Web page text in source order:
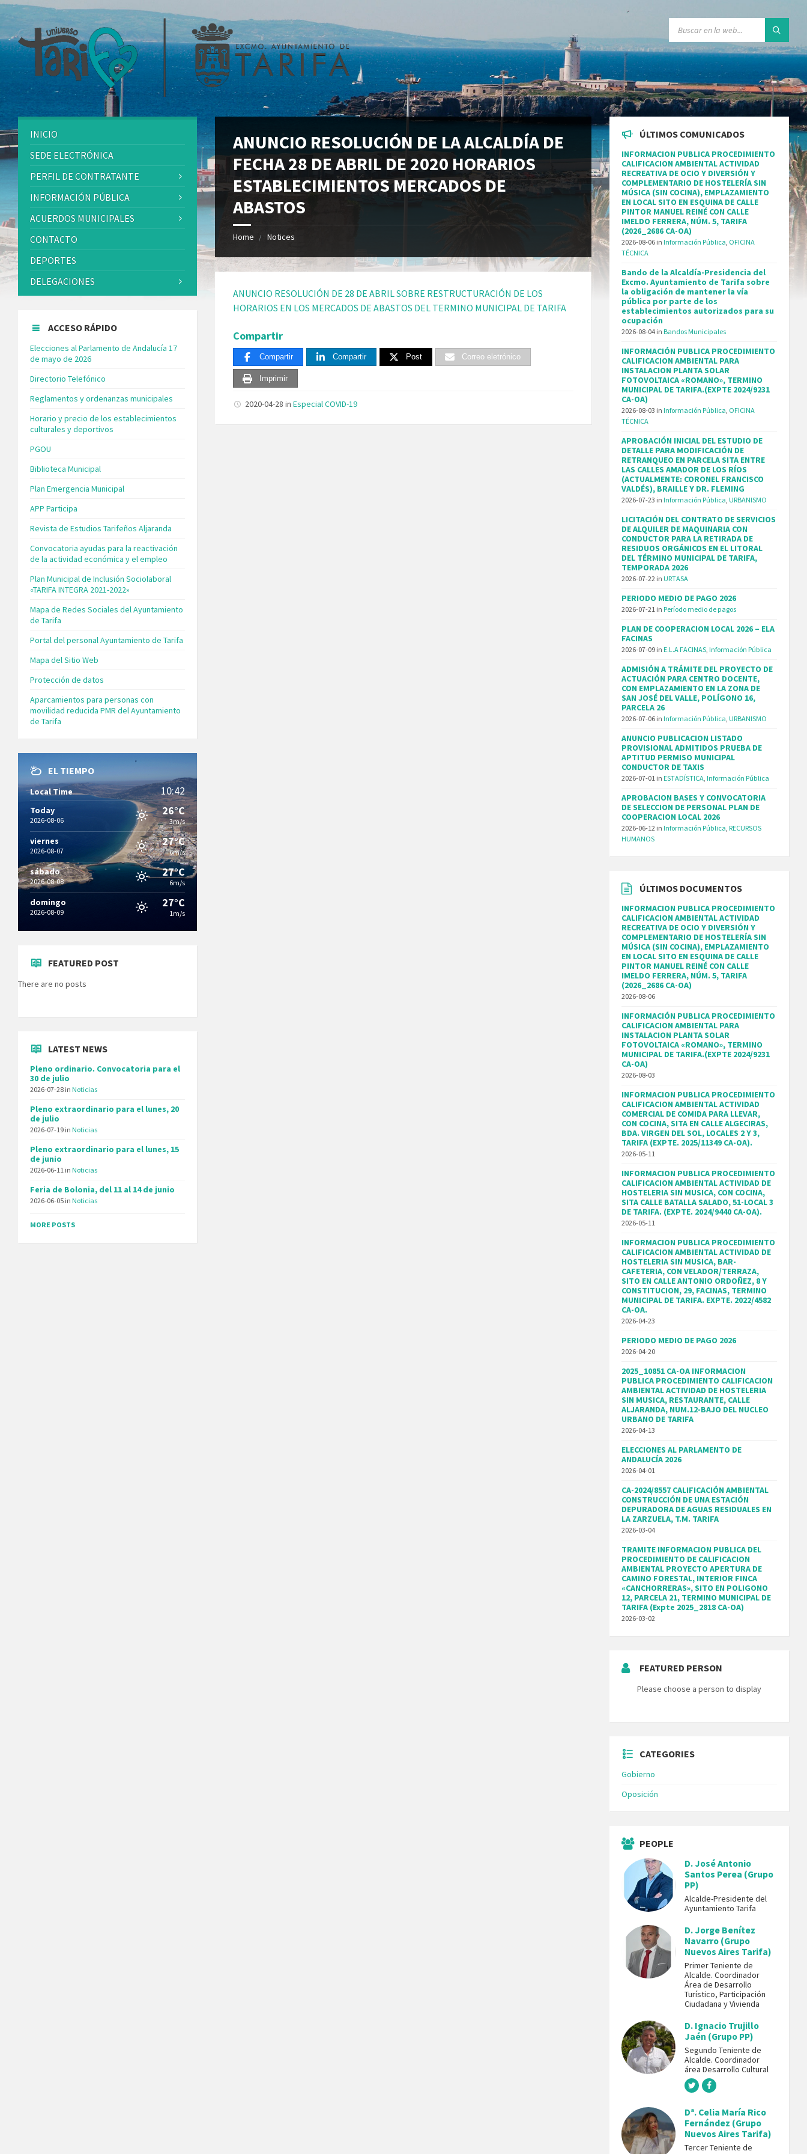
ANUNCIO RESOLUCIÓN DE LA ALCALDÍA DE
FECHA 28 DE ABRIL DE 2020 HORARIOS
ESTABLECIMIENTOS MERCADOS DE
ABASTOS
Home Notices
ANUNCIO RESOLUCIÓN DE 28 DE ABRIL SOBRE RESTRUCTURACIÓN DE LOS
HORARIOS EN LOS MERCADOS DE ABASTOS DEL TERMINO MUNICIPAL DE TARIFA
Compartir
Compartir Compartir Post Correo eletrónico
Imprimir
2020-04-28inEspecial COVID-19
INICIO
SEDE ELECTRÓNICA
PERFIL DE CONTRATANTE
INFORMACIÓN PÚBLICA
ACUERDOS MUNICIPALES
CONTACTO
DEPORTES
DELEGACIONES
ACCESO RÁPIDO
Elecciones al Parlamento de Andalucía 17
de mayo de 2026
Directorio Telefónico
Reglamentos y ordenanzas municipales
Horario y precio de los establecimientos
culturales y deportivos
PGOU
Biblioteca Municipal
Plan Emergencia Municipal
APP Participa
Revista de Estudios Tarifeños Aljaranda
Convocatoria ayudas para la reactivación
de la actividad económica y el empleo
Plan Municipal de Inclusión Sociolaboral
«TARIFA INTEGRA 2021-2022»
Mapa de Redes Sociales del Ayuntamiento
de Tarifa
Portal del personal Ayuntamiento de Tarifa
Mapa del Sitio Web
Protección de datos
Aparcamientos para personas con
movilidad reducida PMR del Ayuntamiento
de Tarifa
EL TIEMPO
Local Time 10:42
Today
2026-08-06
26°C
3m/s
viernes
2026-08-07
27°C
6m/s
sábado
2026-08-08
27°C
6m/s
domingo
2026-08-09
27°C
1m/s
FEATURED POST
There are no posts
LATEST NEWS
Pleno ordinario. Convocatoria para el
30 de julio
2026-07-28 in Noticias
Pleno extraordinario para el lunes, 20
de julio
2026-07-19 in Noticias
Pleno extraordinario para el lunes, 15
de junio
2026-06-11 in Noticias
Feria de Bolonia, del 11 al 14 de junio
2026-06-05 in Noticias
MORE POSTS
ÚLTIMOS COMUNICADOS
INFORMACION PUBLICA PROCEDIMIENTO
CALIFICACION AMBIENTAL ACTIVIDAD
RECREATIVA DE OCIO Y DIVERSIÓN Y
COMPLEMENTARIO DE HOSTELERÍA SIN
MÚSICA (SIN COCINA), EMPLAZAMIENTO
EN LOCAL SITO EN ESQUINA DE CALLE
PINTOR MANUEL REINÉ CON CALLE
IMELDO FERRERA, NÚM. 5, TARIFA
(2026_2686 CA-OA)
2026-08-06 inInformación Pública OFICINA
TÉCNICA
Bando de la Alcaldía-Presidencia del
Excmo. Ayuntamiento de Tarifa sobre
la obligación de mantener la vía
pública por parte de los
establecimientos autorizados para su
ocupación
2026-08-04 inBandos Municipales
INFORMACIÓN PUBLICA PROCEDIMIENTO
CALIFICACION AMBIENTAL PARA
INSTALACION PLANTA SOLAR
FOTOVOLTAICA «ROMANO», TERMINO
MUNICIPAL DE TARIFA.(EXPTE 2024/9231
CA-OA)
2026-08-03 inInformación Pública OFICINA
TÉCNICA
APROBACIÓN INICIAL DEL ESTUDIO DE
DETALLE PARA MODIFICACIÓN DE
RETRANQUEO EN PARCELA SITA ENTRE
LAS CALLES AMADOR DE LOS RÍOS
(ACTUALMENTE: CORONEL FRANCISCO
VALDÉS), BRAILLE Y DR. FLEMING
2026-07-23 inInformación Pública ,URBANISMO
LICITACIÓN DEL CONTRATO DE SERVICIOS
DE ALQUILER DE MAQUINARIA CON
CONDUCTOR PARA LA RETIRADA DE
RESIDUOS ORGÁNICOS EN EL LITORAL
DEL TÉRMINO MUNICIPAL DE TARIFA,
TEMPORADA 2026
2026-07-22 inURTASA
PERIODO MEDIO DE PAGO 2026
2026-07-21 inPeríodo medio de pagos
PLAN DE COOPERACION LOCAL 2026 – ELA
FACINAS
2026-07-09 inE.L.A FACINAS ,Información Pública
ADMISIÓN A TRÁMITE DEL PROYECTO DE
ACTUACIÓN PARA CENTRO DOCENTE,
CON EMPLAZAMIENTO EN LA ZONA DE
SAN JOSÉ DEL VALLE, POLÍGONO 16,
PARCELA 26
2026-07-06 inInformación Pública ,URBANISMO
ANUNCIO PUBLICACION LISTADO
PROVISIONAL ADMITIDOS PRUEBA DE
APTITUD PERMISO MUNICIPAL
CONDUCTOR DE TAXIS
2026-07-01 inESTADÍSTICA ,Información Pública
APROBACION BASES Y CONVOCATORIA
DE SELECCION DE PERSONAL PLAN DE
COOPERACION LOCAL 2026
2026-06-12 inInformación Pública ,RECURSOS
HUMANOS
ÚLTIMOS DOCUMENTOS
INFORMACION PUBLICA PROCEDIMIENTO
CALIFICACION AMBIENTAL ACTIVIDAD
RECREATIVA DE OCIO Y DIVERSIÓN Y
COMPLEMENTARIO DE HOSTELERÍA SIN
MÚSICA (SIN COCINA), EMPLAZAMIENTO
EN LOCAL SITO EN ESQUINA DE CALLE
PINTOR MANUEL REINÉ CON CALLE
IMELDO FERRERA, NÚM. 5, TARIFA
(2026_2686 CA-OA)
2026-08-06
INFORMACIÓN PUBLICA PROCEDIMIENTO
CALIFICACION AMBIENTAL PARA
INSTALACION PLANTA SOLAR
FOTOVOLTAICA «ROMANO», TERMINO
MUNICIPAL DE TARIFA.(EXPTE 2024/9231
CA-OA)
2026-08-03
INFORMACION PUBLICA PROCEDIMIENTO
CALIFICACION AMBIENTAL ACTIVIDAD
COMERCIAL DE COMIDA PARA LLEVAR,
CON COCINA, SITA EN CALLE ALGECIRAS,
BDA. VIRGEN DEL SOL, LOCALES 2 Y 3,
TARIFA (EXPTE. 2025/11349 CA-OA).
2026-05-11
INFORMACION PUBLICA PROCEDIMIENTO
CALIFICACION AMBIENTAL ACTIVIDAD DE
HOSTELERIA SIN MUSICA, CON COCINA,
SITA CALLE BATALLA SALADO, 51-LOCAL 3
DE TARIFA. (EXPTE. 2024/9440 CA-OA).
2026-05-11
INFORMACION PUBLICA PROCEDIMIENTO
CALIFICACION AMBIENTAL ACTIVIDAD DE
HOSTELERIA SIN MUSICA, BAR-
CAFETERIA, CON VELADOR/TERRAZA,
SITO EN CALLE ANTONIO ORDOÑEZ, 8 Y
CONSTITUCION, 29, FACINAS, TERMINO
MUNICIPAL DE TARIFA. EXPTE. 2022/4582
CA-OA.
2026-04-23
PERIODO MEDIO DE PAGO 2026
2026-04-20
2025_10851 CA-OA INFORMACION
PUBLICA PROCEDIMIENTO CALIFICACION
AMBIENTAL ACTIVIDAD DE HOSTELERIA
SIN MUSICA, RESTAURANTE, CALLE
ALJARANDA, NUM.12-BAJO DEL NUCLEO
URBANO DE TARIFA
2026-04-13
ELECCIONES AL PARLAMENTO DE
ANDALUCÍA 2026
2026-04-01
CA-2024/8557 CALIFICACIÓN AMBIENTAL
CONSTRUCCIÓN DE UNA ESTACIÓN
DEPURADORA DE AGUAS RESIDUALES EN
LA ZARZUELA, T.M. TARIFA
2026-03-04
TRAMITE INFORMACION PUBLICA DEL
PROCEDIMIENTO DE CALIFICACION
AMBIENTAL PROYECTO APERTURA DE
CAMINO FORESTAL, INTERIOR FINCA
«CANCHORRERAS», SITO EN POLIGONO
12, PARCELA 21, TERMINO MUNICIPAL DE
TARIFA (Expte 2025_2818 CA-OA)
2026-03-02
FEATURED PERSON
Please choose a person to display
CATEGORIES
Gobierno
Oposición
PEOPLE
D. José Antonio
Santos Perea (Grupo
PP)
Alcalde-Presidente del
Ayuntamiento Tarifa
D. Jorge Benítez
Navarro (Grupo
Nuevos Aires Tarifa)
Primer Teniente de
Alcalde. Coordinador
Área de Desarrollo
Turístico, Participación
Ciudadana y Vivienda
D. Ignacio Trujillo
Jaén (Grupo PP)
Segundo Teniente de
Alcalde. Coordinador
área Desarrollo Cultural
Dª. Celia María Rico
Fernández (Grupo
Nuevos Aires Tarifa)
Tercer Teniente de